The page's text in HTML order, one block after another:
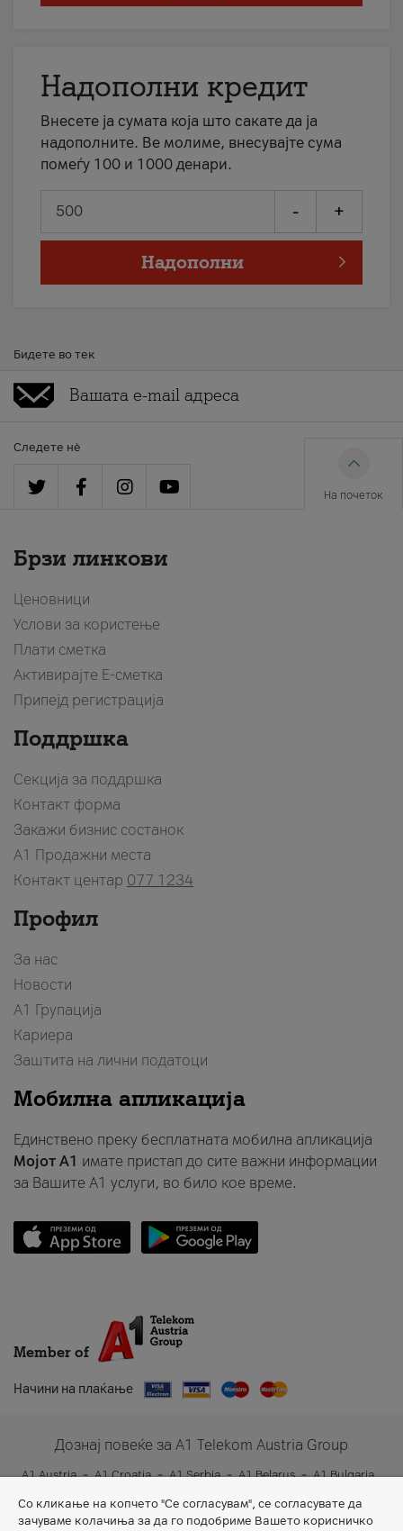
Надополни кредит
Внесете ја сумата која што сакате да ја
надополните. Ве молиме, внесувајте сума
помеѓу 100 и 1000 денари.
- +
Надополни
Бидете во тек
Следете нè
На почеток
Брзи линкови
Ценовници
Услови за користење
Плати сметка
Активирајте Е-сметка
Припејд регистрација
Поддршка
Секција за поддршка
Контакт форма
Закажи бизнис состанок
A1 Продажни места
Контакт центар 077 1234
Профил
За нас
Новости
А1 Групација
Кариера
Заштита на лични податоци
Мобилна апликација
Единствено преку бесплатната мобилна апликација
Мојот A1 имате пристап до сите важни информации
за Вашите A1 услуги, во било кое време.
Member of
Начини на плаќање
Дознај повеќе за A1 Telekom Austria Group
A1 Austria A1 Croatia A1 Serbia A1 Belarus
A1 Bulgaria
A1 Slovenia
A1 Digital
Со кликање на копчето "Се согласувам", се согласувате да
зачуваме колачиња за да го подобриме Вашето корисничко